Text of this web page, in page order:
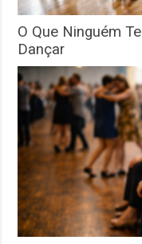
O Que Ninguém
Dançar